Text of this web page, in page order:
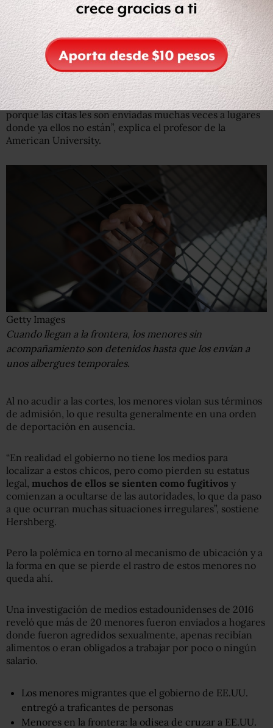
Es en este punto, según Eric Hershberg, cuando las
deficiencias del mecanismo utilizado por las autoridades
para el seguimiento de estos menores complica aún más
su situación legal en Estados Unidos.
“La mayor parte de las veces pasa que no acuden la
audiencia donde se decidirá su estatus migratorio. Pero
esto ocurre porque ni siquiera saben que la tenían,
porque las citas les son enviadas muchas veces a lugares
donde ya ellos no están”, explica el profesor de la
American University.
Getty Images
Cuando llegan a la frontera, los menores sin
acompañamiento son detenidos hasta que los envían a
unos albergues temporales.
Al no acudir a las cortes, los menores violan sus términos
de admisión, lo que resulta generalmente en una orden
de deportación en ausencia.
“En realidad el gobierno no tiene los medios para
localizar a estos chicos, pero como pierden su estatus
legal, muchos de ellos se sienten como fugitivos y
comienzan a ocultarse de las autoridades, lo que da paso
a que ocurran muchas situaciones irregulares”, sostiene
Hershberg.
Pero la polémica en torno al mecanismo de ubicación y a
la forma en que se pierde el rastro de estos menores no
queda ahí.
Una investigación de medios estadounidenses de 2016
reveló que más de 20 menores fueron enviados a hogares
donde fueron agredidos sexualmente, apenas recibían
alimentos o eran obligados a trabajar por poco o ningún
salario.
Los menores migrantes que el gobierno de EE.UU.
entregó a traficantes de personas
Menores en la frontera: la odisea de cruzar a EE.UU.